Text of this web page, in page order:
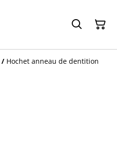
/ Hochet anneau de dentition